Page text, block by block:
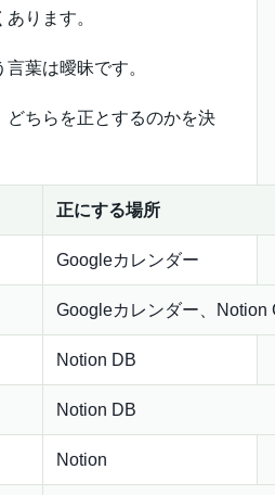
ります。
葉は曖昧です。
どちらを正とするのかを決
正にする場所
Googleカレンダー
Googleカレンダー、Notion
Notion DB
Notion DB
Notion